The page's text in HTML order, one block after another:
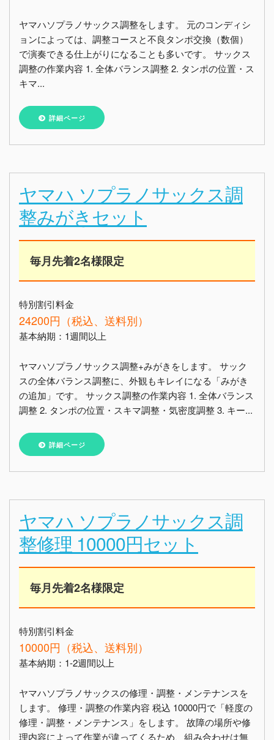
ヤマハソプラノサックス調整をします。 元のコンディシ
ョンによっては、調整コースと不良タンポ交換（数個）
で演奏できる仕上がりになることも多いです。 サックス
調整の作業内容 1. 全体バランス調整 2. タンポの位置・ス
キマ...
詳細ページ
ヤマハ ソプラノサックス調
整みがきセット
毎月先着2名様限定
特別割引料金
24200円（税込、送料別）
基本納期：1週間以上
ヤマハソプラノサックス調整+みがきをします。 サック
スの全体バランス調整に、外観もキレイになる「みがき
の追加」です。 サックス調整の作業内容 1. 全体バランス
調整 2. タンポの位置・スキマ調整・気密度調整 3. キー...
詳細ページ
ヤマハ ソプラノサックス調
整修理 10000円セット
毎月先着2名様限定
特別割引料金
10000円（税込、送料別）
基本納期：1-2週間以上
ヤマハソプラノサックスの修理・調整・メンテナンスを
します。 修理・調整の作業内容 税込 10000円で「軽度の
修理・調整・メンテナンス」をします。 故障の場所や修
理内容によって作業が違ってくるため、組み合わせは無